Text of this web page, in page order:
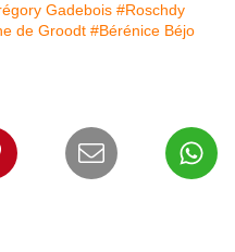
Gadebois #Roschdy
de Groodt #Bérénice Béjo